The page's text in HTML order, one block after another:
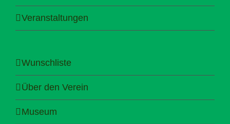
Veranstaltungen
Wunschliste
Über den Verein
Museum